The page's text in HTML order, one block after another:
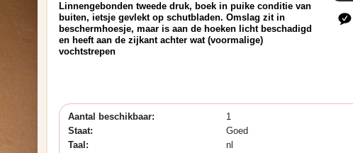
Linnengebonden tweede druk, boek in puike conditie van
buiten, ietsje gevlekt op schutbladen. Omslag zit in
beschermhoesje, maar is aan de hoeken licht beschadigd
en heeft aan de zijkant achter wat (voormalige)
vochtstrepen
Aantal beschikbaar:
1
Staat:
Goed
Taal:
nl